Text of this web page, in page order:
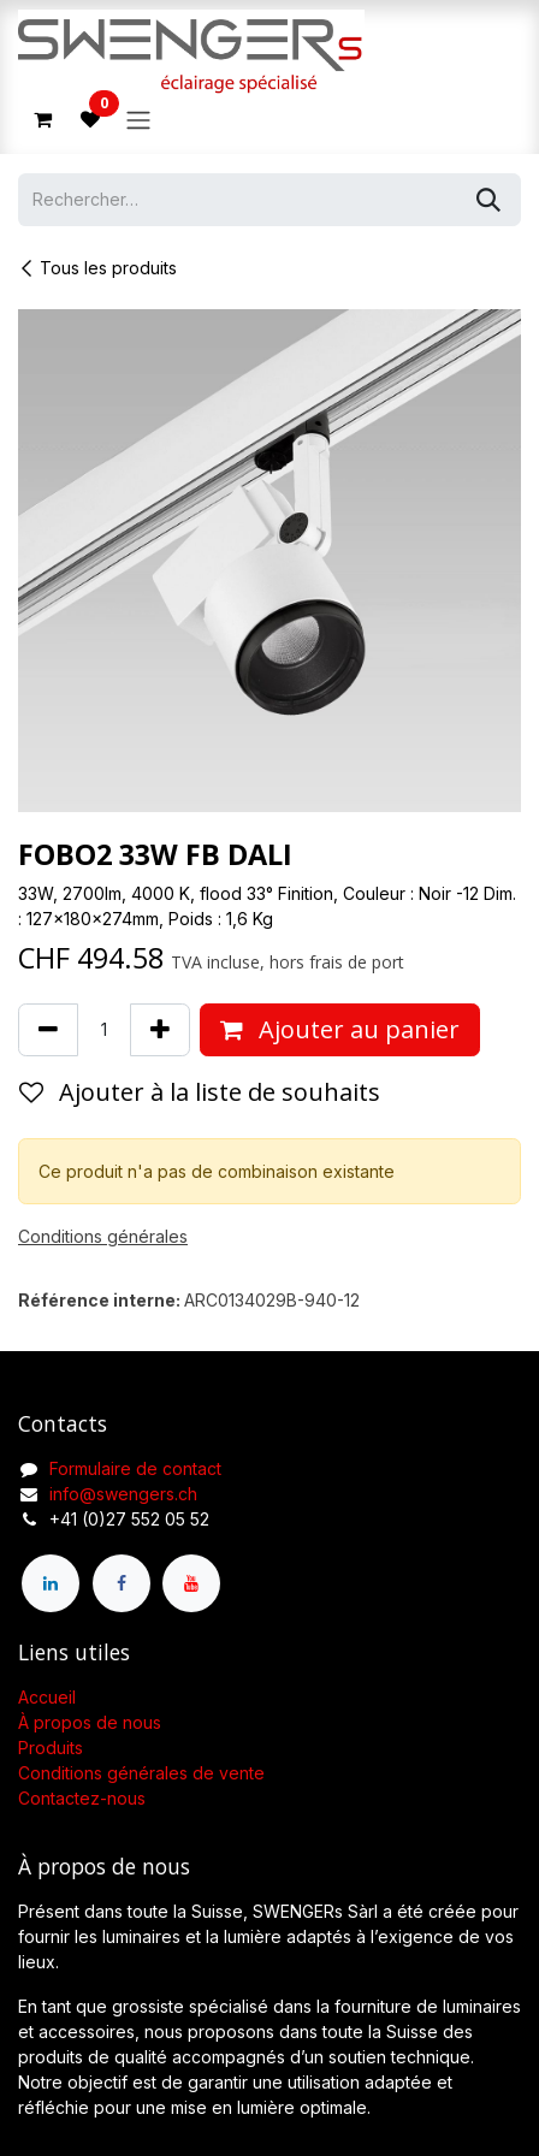
Se rendre au contenu
0
Tous les produits
FOBO2 33W FB DALI
33W, 2700lm, 4000 K, flood 33° Finition, Couleur : Noir -12 Dim.
: 127x180x274mm, Poids : 1,6 Kg
CHF 494.58 TVA incluse, hors frais de port
Ajouter au panier
Ajouter à la liste de souhaits
Ce produit n'a pas de combinaison existante
Conditions générales
Référence interne: ARC0134029B-940-12
Contacts
Formulaire de contact
info@swengers.ch
+41 (0)27 552 05 52
Liens utiles
Accueil
À propos de nous
Produits
Conditions générales de vente
Contactez-nous
À propos de nous
Présent dans toute la Suisse, SWENGERs Sàrl a été créée pour
fournir les luminaires et la lumière adaptés à l’exigence de vos
lieux.
En tant que grossiste spécialisé dans la fourniture de luminaires
et accessoires, nous proposons dans toute la Suisse des
produits de qualité accompagnés d’un soutien technique.
Notre objectif est de garantir une utilisation adaptée et
réfléchie pour une mise en lumière optimale.